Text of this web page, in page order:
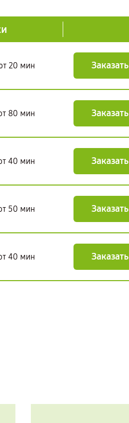
20 мин Заказать
80 мин Заказать
40 мин Заказать
50 мин Заказать
40 мин Заказать